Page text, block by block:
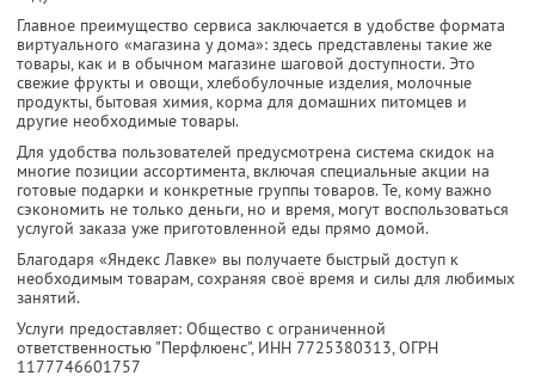
Главное преимущество сервиса заключается в удобстве формата
виртуального «магазина у дома»: здесь представлены такие же
товары, как и в обычном магазине шаговой доступности. Это
свежие фрукты и овощи, хлебобулочные изделия, молочные
продукты, бытовая химия, корма для домашних питомцев и
другие необходимые товары.
Для удобства пользователей предусмотрена система скидок на
многие позиции ассортимента, включая специальные акции на
готовые подарки и конкретные группы товаров. Те, кому важно
сэкономить не только деньги, но и время, могут воспользоваться
услугой заказа уже приготовленной еды прямо домой.
Благодаря «Яндекс Лавке» вы получаете быстрый доступ к
необходимым товарам, сохраняя своё время и силы для любимых
занятий.
Услуги предоставляет: Общество с ограниченной
ответственностью "Перфлюенс", ИНН 7725380313, ОГРН
1177746601757